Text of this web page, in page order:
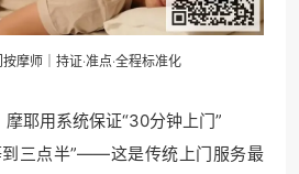
摩师｜持证·准点·全程标准化
耶用系统保证“30分钟上门”
到三点半”——这是传统上门服务最